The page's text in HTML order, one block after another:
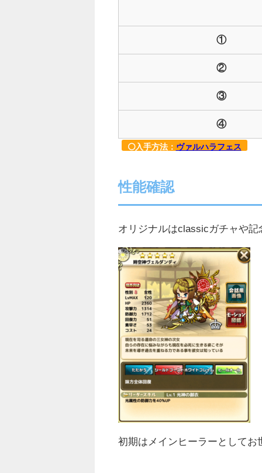
①
②
③
④
入手方法： ヴァルハラフェス
性能確認
オリジナルはclassicガチャや
初期はメインヒーラーとして